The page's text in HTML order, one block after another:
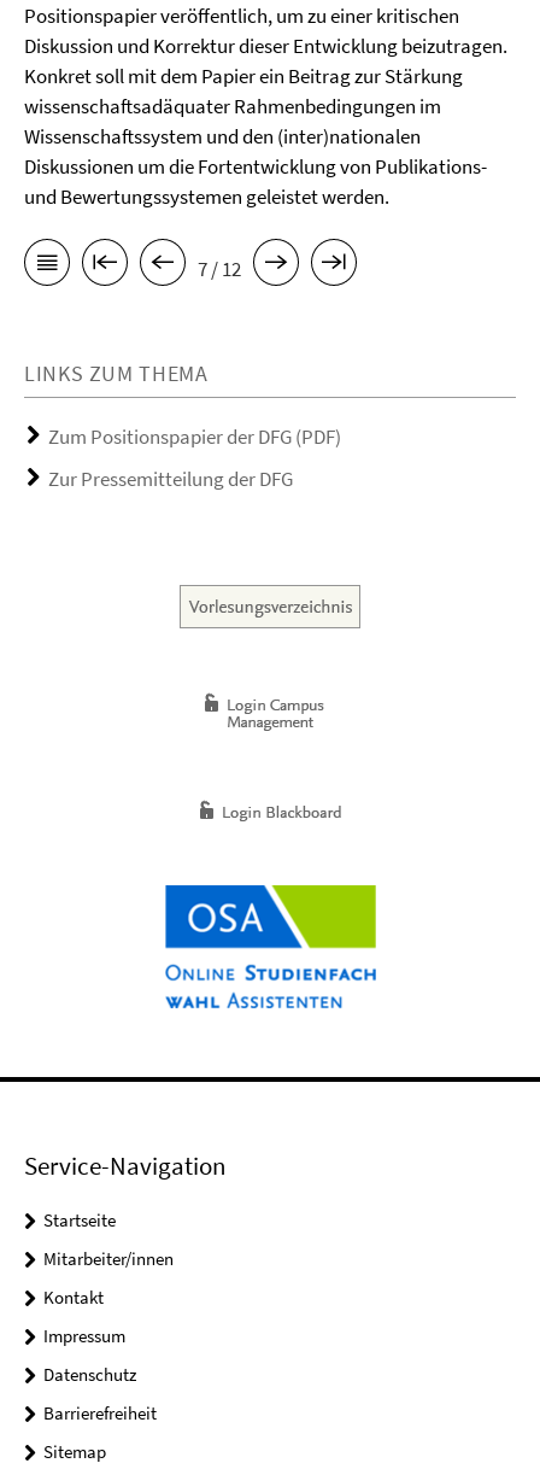
Positionspapier veröffentlich, um zu einer kritischen
Diskussion und Korrektur dieser Entwicklung beizutragen.
Konkret soll mit dem Papier ein Beitrag zur Stärkung
wissenschaftsadäquater Rahmenbedingungen im
Wissenschaftssystem und den (inter)nationalen
Diskussionen um die Fortentwicklung von Publikations-
und Bewertungssystemen geleistet werden.
7 / 12
LINKS ZUM THEMA
Zum Positionspapier der DFG (PDF)
Zur Pressemitteilung der DFG
Service-Navigation
Startseite
Mitarbeiter/innen
Kontakt
Impressum
Datenschutz
Barrierefreiheit
Sitemap